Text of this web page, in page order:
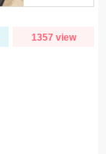
1357 view